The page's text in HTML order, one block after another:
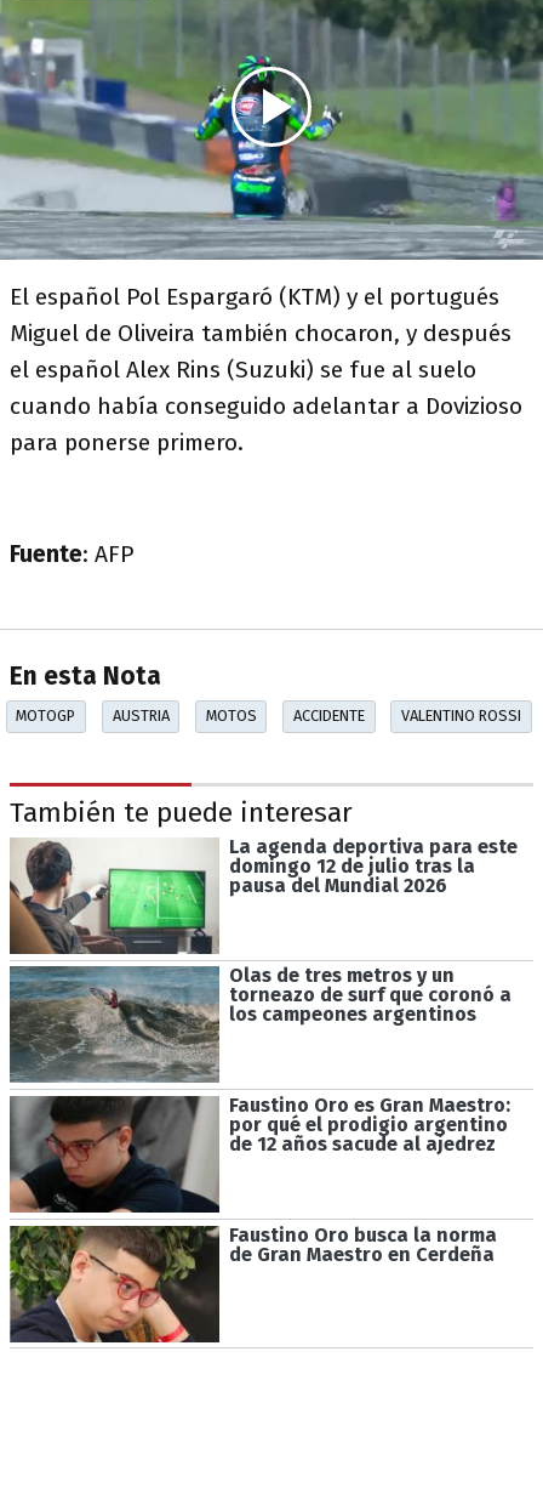
El español Pol Espargaró (KTM) y el portugués
Miguel de Oliveira también chocaron, y después
el español Alex Rins (Suzuki) se fue al suelo
cuando había conseguido adelantar a Dovizioso
para ponerse primero.
Fuente: AFP
En esta Nota
MOTOGP AUSTRIA MOTOS ACCIDENTE VALENTINO ROSSI
También te puede interesar
La agenda deportiva para este
domingo 12 de julio tras la
pausa del Mundial 2026
Olas de tres metros y un
torneazo de surf que coronó a
los campeones argentinos
Faustino Oro es Gran Maestro:
por qué el prodigio argentino
de 12 años sacude al ajedrez
Faustino Oro busca la norma
de Gran Maestro en Cerdeña